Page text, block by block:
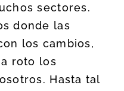
sectores.
donde las
los cambios,
roto los
Hasta tal